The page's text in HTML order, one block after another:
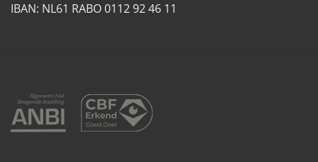
IBAN: NL61 RABO 0112 92 46 11